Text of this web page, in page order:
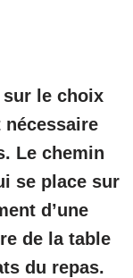
sur le choix
nécessaire
Le chemin
se place sur
d’une
de la table
du repas.